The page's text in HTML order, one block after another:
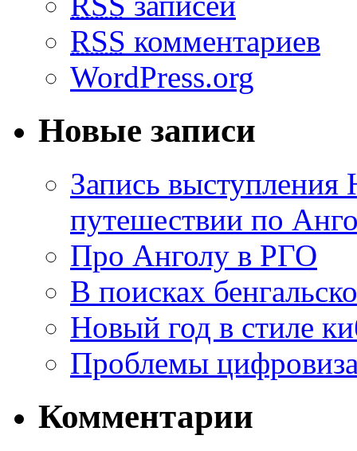
RSS комментариев
WordPress.org
Новые записи
Запись
путешествии по
Про Анголу в РГО
В поисках
Новый год в стиле
Проблемы
Комментарии